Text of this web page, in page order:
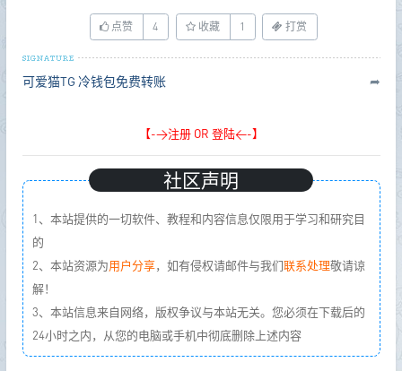
点赞 4 收藏 1 打赏
可爱猫TG 冷钱包免费转账 ➦
【->注册 OR 登陆<-】
社区声明
1、本站提供的一切软件、教程和内容信息仅限用于学习和研究目
的
2、本站资源为用户分享，如有侵权请邮件与我们联系处理敬请谅
解！
3、本站信息来自网络，版权争议与本站无关。您必须在下载后的
24小时之内，从您的电脑或手机中彻底删除上述内容